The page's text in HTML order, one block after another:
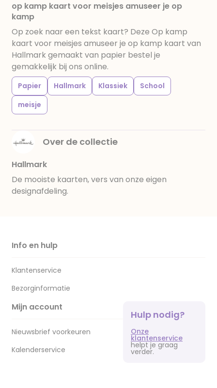
op kamp kaart voor meisjes amuseer je op
kamp
Op zoek naar een tekst kaart? Deze Op kamp
kaart voor meisjes amuseer je op kamp kaart van
Hallmark gemaakt van papier bestel je
gemakkelijk bij ons online.
Papier Hallmark Klassiek
School
meisje
Over de collectie
Hallmark
De mooiste kaarten, vers van onze eigen
designafdeling.
Info en hulp
Klantenservice
Bezorginformatie
Mijn account
Nieuwsbrief voorkeuren
Kalenderservice
Hulp nodig?
Onze
klantenservice
helpt je graag
verder.